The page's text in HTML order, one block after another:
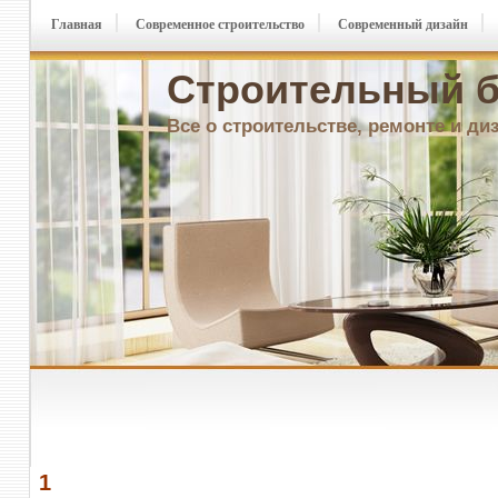
Строительный
Все о строительстве, ремонте и
Главная Современное строительство Современный дизайн
1